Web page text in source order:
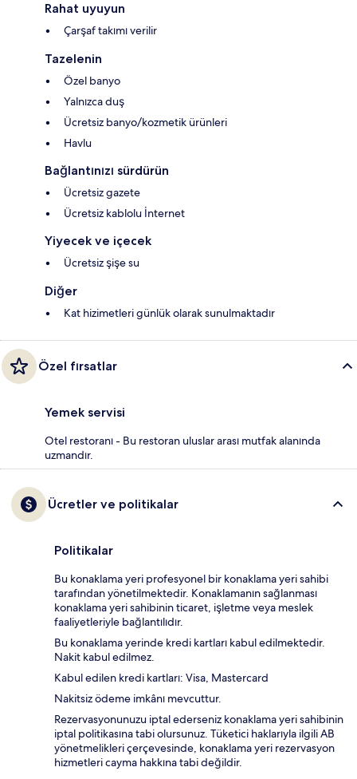
Rahat uyuyun
Çarşaf takımı verilir
Tazelenin
Özel banyo
Yalnızca duş
Ücretsiz banyo/kozmetik ürünleri
Havlu
Bağlantınızı sürdürün
Ücretsiz gazete
Ücretsiz kablolu İnternet
Yiyecek ve içecek
Ücretsiz şişe su
Diğer
Kat hizimetleri günlük olarak sunulmaktadır
Özel fırsatlar
Yemek servisi
Otel restoranı - Bu restoran uluslar arası mutfak alanında
uzmandır.
Ücretler ve politikalar
Politikalar
Bu konaklama yeri profesyonel bir konaklama yeri sahibi
tarafından yönetilmektedir. Konaklamanın sağlanması
konaklama yeri sahibinin ticaret, işletme veya meslek
faaliyetleriyle bağlantılıdır.
Bu konaklama yerinde kredi kartları kabul edilmektedir.
Nakit kabul edilmez.
Kabul edilen kredi kartları: Visa, Mastercard
Nakitsiz ödeme imkânı mevcuttur.
Rezervasyonunuzu iptal ederseniz konaklama yeri sahibinin
iptal politikasına tabi olursunuz. Tüketici haklarıyla ilgili AB
yönetmelikleri çerçevesinde, konaklama yeri rezervasyon
hizmetleri cayma hakkına tabi değildir.